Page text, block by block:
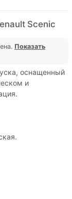
Scenic
Показать
оснащенный
и